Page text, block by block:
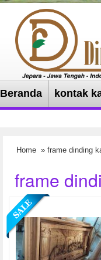
Beranda kontak
Home » frame dinding
frame